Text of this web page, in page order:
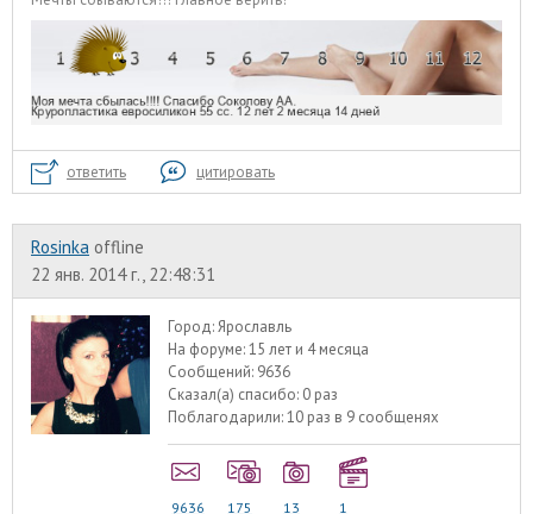
ответить цитировать
Rosinka offline
22 янв. 2014 г., 22:48:31
Город:Ярославль
На форуме:15 лет и 4 месяца
Сообщений: 9636
Сказал(а) спасибо: 0 раз
Поблагодарили:10 раз в 9 сообщенях
9636 175 13 1